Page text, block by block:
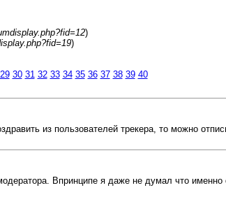
)
)
29 30 31 32 33 34 35 36 37 38 39 40
из пользователей трекера, то можно
Впринципе я даже не думал что